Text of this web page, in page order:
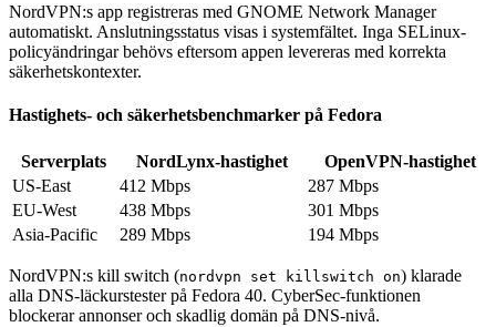
NordVPN:s app registreras med GNOME Network Manager
automatiskt. Anslutningsstatus visas i systemfältet. Inga SELinux-
policyändringar behövs eftersom appen levereras med korrekta
säkerhetskontexter.
Hastighets- och säkerhetsbenchmarker på Fedora
Serverplats NordLynx-hastighet
OpenVPN-hastighet
US-East
412 Mbps
287 Mbps
EU-West
438 Mbps
301 Mbps
Asia-Pacific
289 Mbps 194 Mbps
NordVPN:s kill switch (nordvpn set killswitch on) klarade
alla DNS-läckurstester på Fedora 40. CyberSec-funktionen
blockerar annonser och skadlig domän på DNS-nivå.